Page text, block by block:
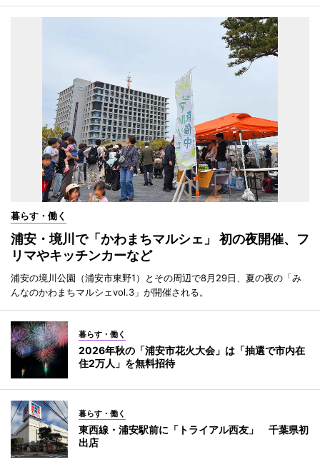
暮らす・働く
浦安・境川で「かわまちマルシェ」 初の夜開催、フ
リマやキッチンカーなど
浦安の境川公園（浦安市東野1）とその周辺で8月29日、夏の夜の「み
んなのかわまちマルシェvol.3」が開催される。
暮らす・働く
2026年秋の「浦安市花火大会」は「抽選で市内在
住2万人」を無料招待
暮らす・働く
東西線・浦安駅前に「トライアル西友」 千葉県初
出店